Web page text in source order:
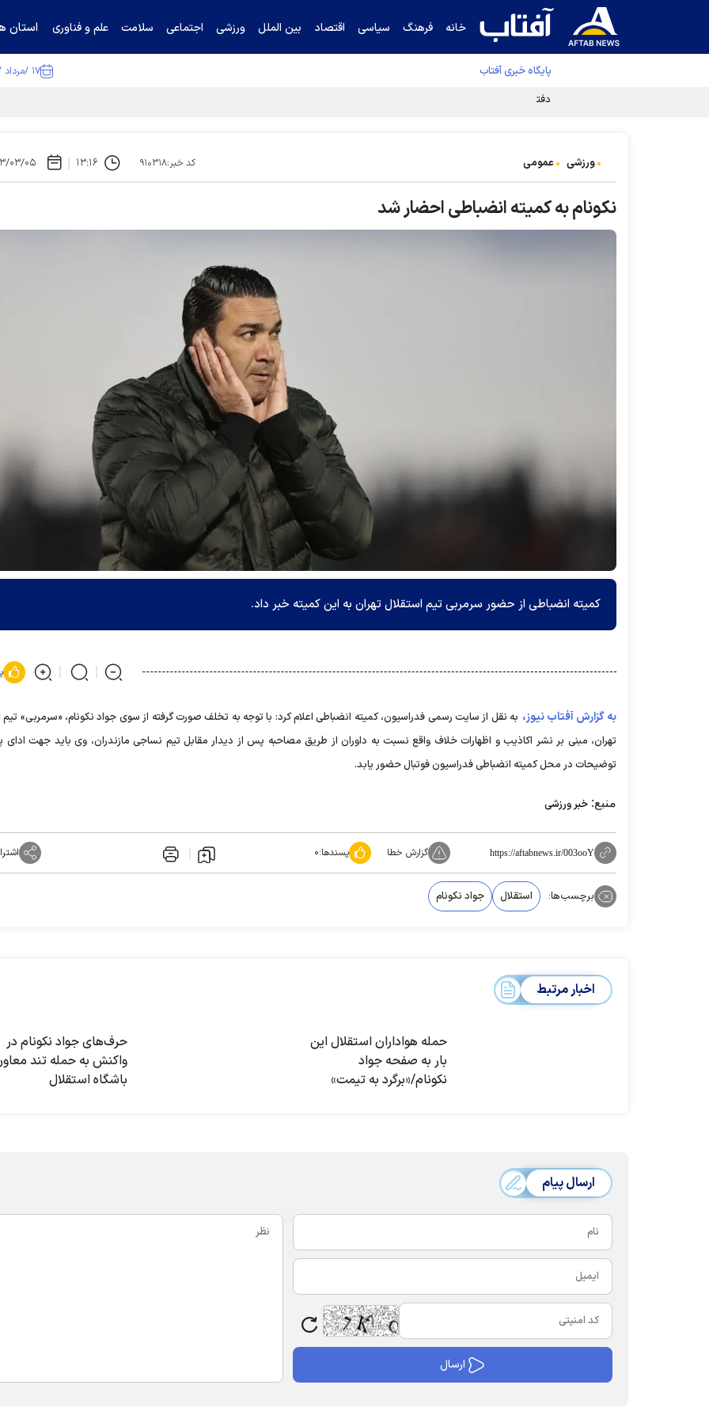
خانه فرهنگ سیاسی اقتصاد بین الملل ورزشی اجتماعی سلامت علم و فناوری استان
پایگاه خبری آفتاب ۱۷ /مرداد /۱۴۰۵
دفتر رهبر انقلاب ادعای خرازی درباره پزشکیان را تکذیب کرد
ورزشی عمومی کد خبر:۹۱۰۳۱۸ ۱۳:۱۶ ۱۴۰۳/
نکونام به کمیته انضباطی احضار شد
کمیته انضباطی از حضور سرمربی تیم استقلال تهران به این کمیته خبر داد.
به گزارش آفتاب نیوز، به نقل از سایت رسمی فدراسیون، کمیته انضباطی اعلام کرد: با توجه به تخلف صورت گرفته از سوی جواد نکونام، «سرمربی» تیم
تهران، مبنی بر نشر اکاذیب و اظهارات خلاف واقع نسبت به داوران از طریق مصاحبه پس از دیدار مقابل تیم نساجی مازندران، وی باید جهت ادای
توضیحات در محل کمیته انضباطی فدراسیون فوتبال حضور یابد.
منبع: خبر ورزشی
https://aftabnews.ir/003ooY گزارش خطا پسندها:۰
برچسب‌ها: استقلال جواد نکونام
اخبار مرتبط
حمله هواداران استقلال این
بار به صفحه جواد
نکونام/«برگرد به تیمت»
حرف‌های جواد نکونام در
واکنش به حمله تند
باشگاه استقلال
ارسال پیام